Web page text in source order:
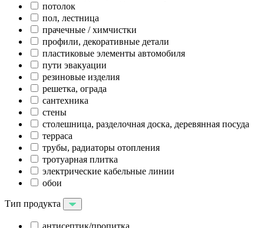
потолок
пол, лестница
прачечные / химчистки
профили, декоративные детали
пластиковые элементы автомобиля
пути эвакуации
резиновые изделия
решетка, ограда
сантехника
стены
столешница, разделочная доска, деревянная посуда
терраса
трубы, радиаторы отопления
тротуарная плитка
электрические кабельные линии
обои
Тип продукта
антисептик/пропитка